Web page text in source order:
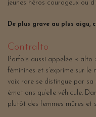
jeunes héros courageux ou
De plus grave au plus aigu,
Contralto
Parfois aussi appelée « alto
féminines et s’exprime sur
voix rare se distingue par sa
émotions qu’elle véhicule.
plutôt des femmes mûres et